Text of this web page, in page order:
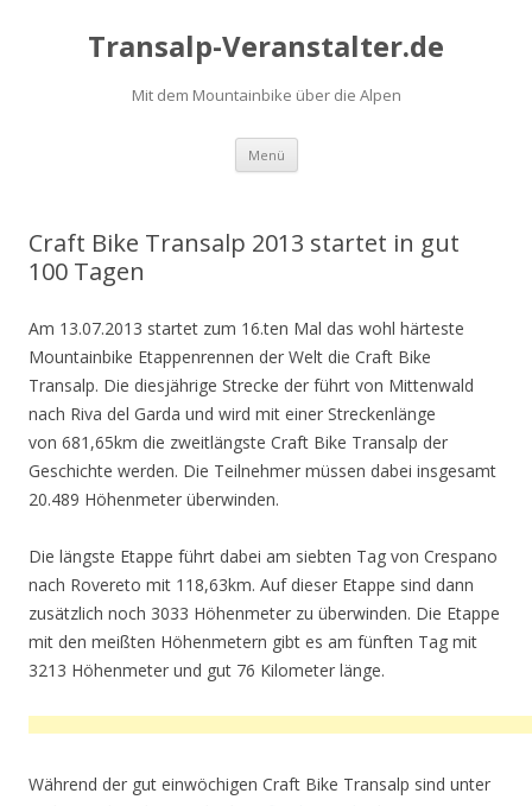
Transalp-Veranstalter.de
Mit dem Mountainbike über die Alpen
Menü Zum
springen
Craft Bike Transalp 2013 startet in gut
100 Tagen
Am 13.07.2013 startet zum 16.ten Mal das wohl härteste
Mountainbike Etappenrennen der Welt die Craft Bike
Transalp. Die diesjährige Strecke der führt von Mittenwald
nach Riva del Garda und wird mit einer Streckenlänge
von 681,65km die zweitlängste Craft Bike Transalp der
Geschichte werden. Die Teilnehmer müssen dabei insgesamt
20.489 Höhenmeter überwinden.
Die längste Etappe führt dabei am siebten Tag von Crespano
nach Rovereto mit 118,63km. Auf dieser Etappe sind dann
zusätzlich noch 3033 Höhenmeter zu überwinden. Die Etappe
mit den meißten Höhenmetern gibt es am fünften Tag mit
3213 Höhenmeter und gut 76 Kilometer länge.
Während der gut einwöchigen Craft Bike Transalp sind unter